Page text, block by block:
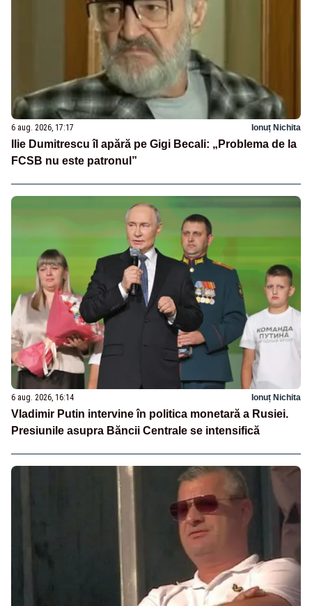
6 aug. 2026, 17:17 Ionuț Nichita
Ilie Dumitrescu îl apără pe Gigi Becali: „Problema de la
FCSB nu este patronul”
6 aug. 2026, 16:14 Ionuț Nichita
Vladimir Putin intervine în politica monetară a Rusiei.
Presiunile asupra Băncii Centrale se intensifică